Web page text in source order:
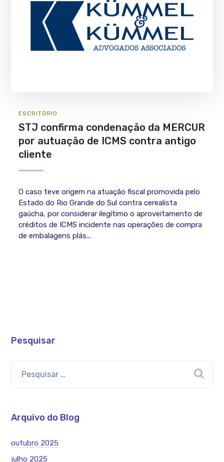
ESCRITÓRIO
STJ confirma condenação da MERCUR
por autuação de ICMS contra antigo
cliente
O caso teve origem na atuação fiscal promovida pelo
Estado do Rio Grande do Sul contra cerealista
gaúcha, por considerar ilegítimo o aproveitamento de
créditos de ICMS incidente nas operações de compra
de embalagens plás...
Pesquisar
Arquivo do Blog
outubro 2025
julho 2025